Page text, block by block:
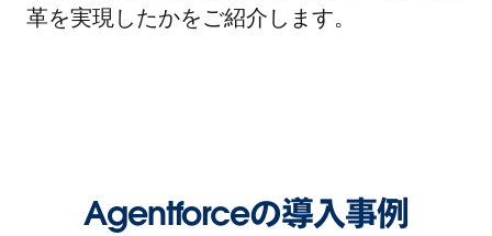
革を実現したかをご紹介します。
Agentforceの導入事例